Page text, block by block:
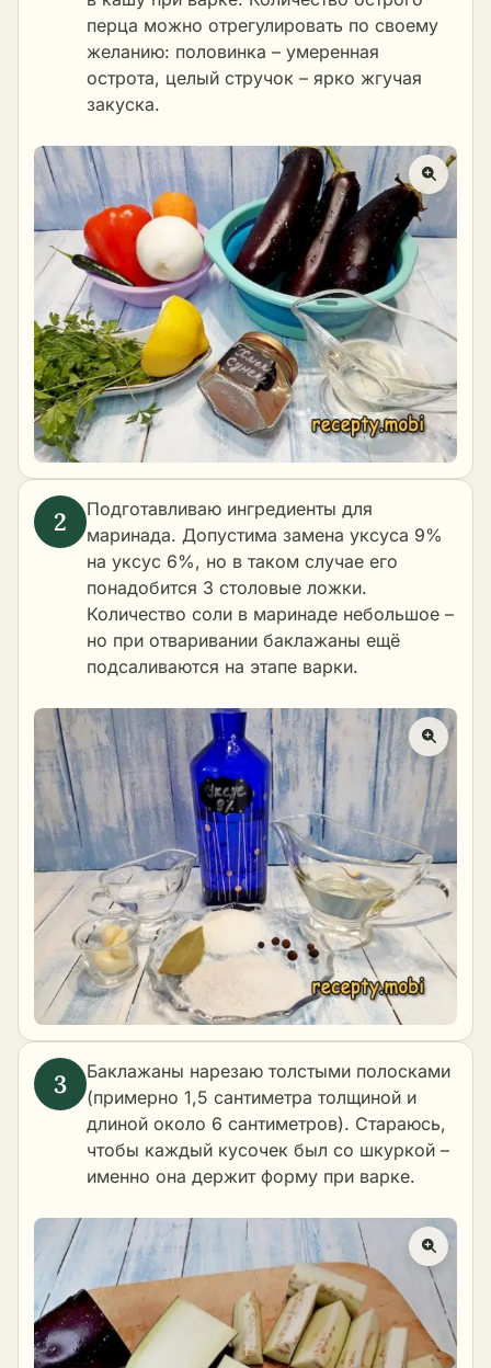
перца можно отрегулировать по своему
желанию: половинка – умеренная
острота, целый стручок – ярко жгучая
закуска.
Подготавливаю ингредиенты для
маринада. Допустима замена уксуса 9%
на уксус 6%, но в таком случае его
понадобится 3 столовые ложки.
Количество соли в маринаде небольшое –
но при отваривании баклажаны ещё
подсаливаются на этапе варки.
Баклажаны нарезаю толстыми полосками
(примерно 1,5 сантиметра толщиной и
длиной около 6 сантиметров). Стараюсь,
чтобы каждый кусочек был со шкуркой –
именно она держит форму при варке.